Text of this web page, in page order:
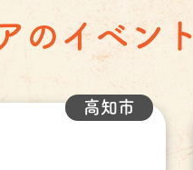
のイベント
高知市